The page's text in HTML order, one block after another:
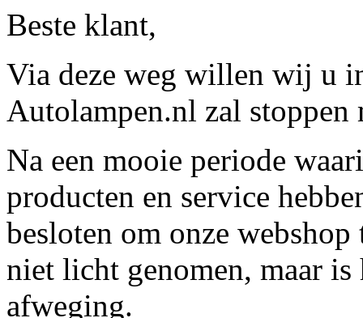
Beste klant,
Via deze weg willen wij u
Autolampen.nl zal stoppen
Na een mooie periode
producten en service
besloten om onze
niet licht genomen, maar
afweging.